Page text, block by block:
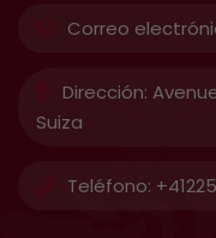
Correo
Dirección:
Suiza
Teléfono: